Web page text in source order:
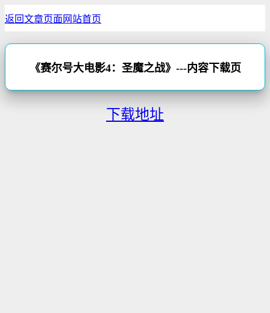
返回文章页面 网站首页
《赛尔号大电影4：圣魔之战》---内容下载页
下载地址